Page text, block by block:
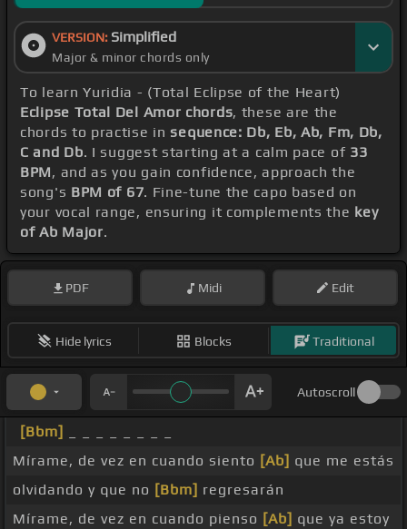
VERSION: Simplified
Major & minor chords only
To learn Yuridia - (Total Eclipse of the Heart)
Eclipse Total Del Amor chords, these are the
chords to practise insequence: Db, Eb, Ab, Fm, Db,
C and Db. I suggest starting at a calm pace of 33
BPM, and as you gain confidence, approach the
song's BPM of 67. Fine-tune the capo based on
your vocal range, ensuring it complements the key
of Ab Major.
PDF Midi Edit
Hide lyrics Blocks Traditional
Autoscroll
[Bbm]
Mírame, de vez en cuando siento [Ab] que me estás
olvidando y que no [Bbm] regresarán
Mírame, de vez en cuando pienso [Ab] que ya estoy